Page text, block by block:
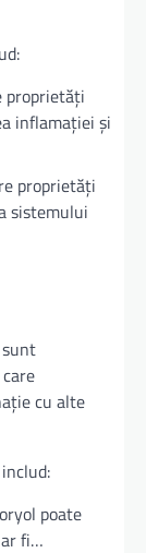
proprietăți
inflamației și
proprietăți
sistemului
cu alte
poate
fi…